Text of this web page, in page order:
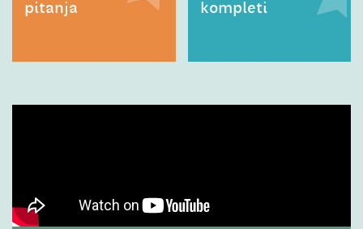
pitanja
kompleti